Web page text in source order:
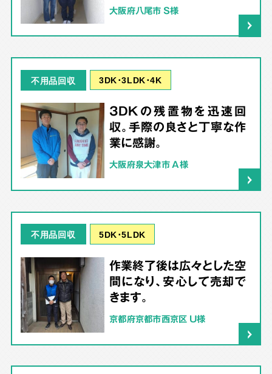
大阪府八尾市 S様
不用品回収 3DK･3LDK･4K
3DKの残置物を迅速回
収。手際の良さと丁寧な作
業に感謝。
大阪府泉大津市 A様
不用品回収 5DK･5LDK
作業終了後は広々とした空
間になり、安心して売却で
きます。
京都府京都市西京区 U様